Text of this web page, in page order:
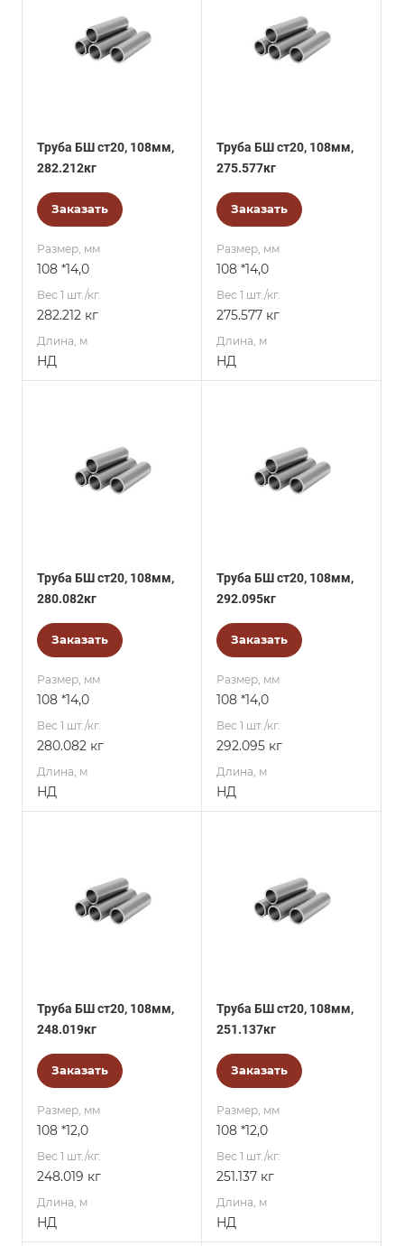
Труба БШ ст20, 108мм,
282.212кг
Заказать
Размер, мм
108 *14,0
Вес 1 шт./кг.
282.212 кг
Длина, м
НД
Труба БШ ст20, 108мм,
275.577кг
Заказать
Размер, мм
108 *14,0
Вес 1 шт./кг.
275.577 кг
Длина, м
НД
Труба БШ ст20, 108мм,
280.082кг
Заказать
Размер, мм
108 *14,0
Вес 1 шт./кг.
280.082 кг
Длина, м
НД
Труба БШ ст20, 108мм,
292.095кг
Заказать
Размер, мм
108 *14,0
Вес 1 шт./кг.
292.095 кг
Длина, м
НД
Труба БШ ст20, 108мм,
248.019кг
Заказать
Размер, мм
108 *12,0
Вес 1 шт./кг.
248.019 кг
Длина, м
НД
Труба БШ ст20, 108мм,
251.137кг
Заказать
Размер, мм
108 *12,0
Вес 1 шт./кг.
251.137 кг
Длина, м
НД